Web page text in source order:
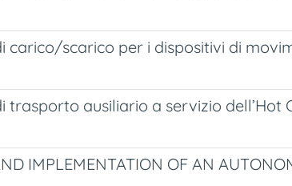
carico/scarico per i dispositivi di
trasporto ausiliario a servizio dell’Hot
IMPLEMENTATION OF AN